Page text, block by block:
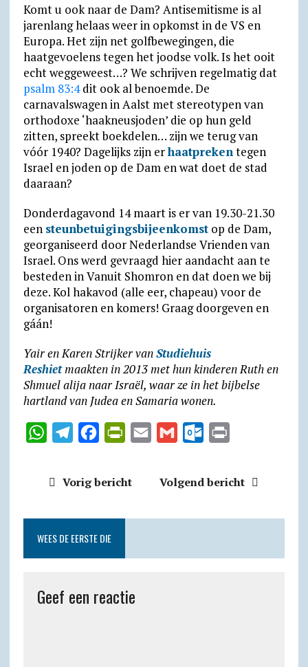
Komt u ook naar de Dam? Antisemitisme is al
jarenlang helaas weer in opkomst in de VS en
Europa. Het zijn net golfbewegingen, die
haatgevoelens tegen het joodse volk. Is het ooit
echt weggeweest…? We schrijven regelmatig dat
psalm 83:4dit ook al benoemde. De
carnavalswagen in Aalst met stereotypen van
orthodoxe ‘haakneusjoden’ die op hun geld
zitten, spreekt boekdelen… zijn we terug van
vóór 1940? Dagelijks zijn erhaatprekentegen
Israel en joden op de Dam en wat doet de stad
daaraan?
Donderdagavond 14 maart is er van 19.30-21.30
een steunbetuigingsbijeenkomstop de Dam,
georganiseerd door Nederlandse Vrienden van
Israel. Ons werd gevraagd hier aandacht aan te
besteden in Vanuit Shomron en dat doen we bij
deze. Kol hakavod (alle eer, chapeau) voor de
organisatoren en komers! Graag doorgeven en
gáán!
Yair en Karen Strijker vanStudiehuis
Reshietmaakten in 2013 met hun kinderen Ruth en
Shmuel alija naar Israël, waar ze in het bijbelse
hartland van Judea en Samaria wonen.
W
s
A
p
T
g
r
a
b
o
o
t
r
e
l
l
o
k
t
Vorig bericht Volgend bericht
WEES DE EERSTE DIE
Geef een reactie